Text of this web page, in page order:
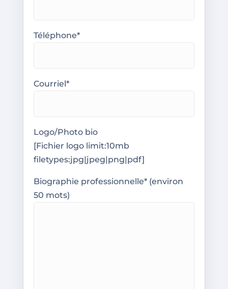
Téléphone*
Courriel*
Logo/Photo bio
[Fichier logo limit:10mb
filetypes:jpg|jpeg|png|pdf]
Biographie professionnelle* (environ
50 mots)